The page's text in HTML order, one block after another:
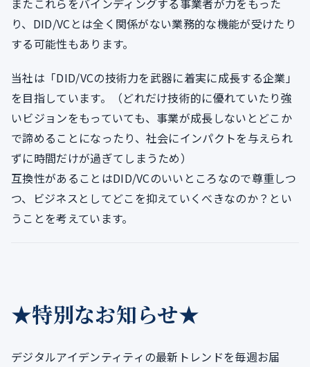
またこれらをバインディングする事業者が力をもった
り、DID/VCとは全く関係がない業務的な機能が受けたり
する可能性もあります。
当社は「DID/VCの技術力を武器に着実に成長する企業」
を目指しています。（どれだけ技術的に優れていたり強
いビジョンをもっていても、事業が成長しないとどこか
で諦めることになったり、社会にインパクトを与えられ
ずに時間だけが過ぎてしまうため）
互換性があることはDID/VCのいいところなので尊重しつ
つ、ビジネスとしてどこを抑えていくべきなのか？とい
うことを考えています。
★特別なお知らせ★
デジタルアイデンティティの最新トレンドを毎週お届